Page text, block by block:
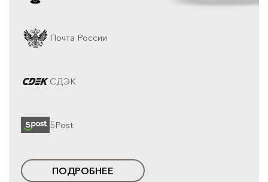
Почта России
СДЭК
5Post
ПОДРОБНЕЕ